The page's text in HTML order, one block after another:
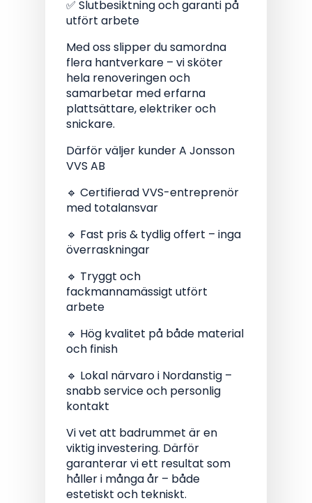
✅ Slutbesiktning och garanti på
utfört arbete
Med oss slipper du samordna
flera hantverkare – vi sköter
hela renoveringen och
samarbetar med erfarna
plattsättare, elektriker och
snickare.
Därför väljer kunder A Jonsson
VVS AB
🔹 Certifierad VVS-entreprenör
med totalansvar
🔹 Fast pris & tydlig offert – inga
överraskningar
🔹 Tryggt och
fackmannamässigt utfört
arbete
🔹 Hög kvalitet på både material
och finish
🔹 Lokal närvaro i Nordanstig –
snabb service och personlig
kontakt
Vi vet att badrummet är en
viktig investering. Därför
garanterar vi ett resultat som
håller i många år – både
estetiskt och tekniskt.